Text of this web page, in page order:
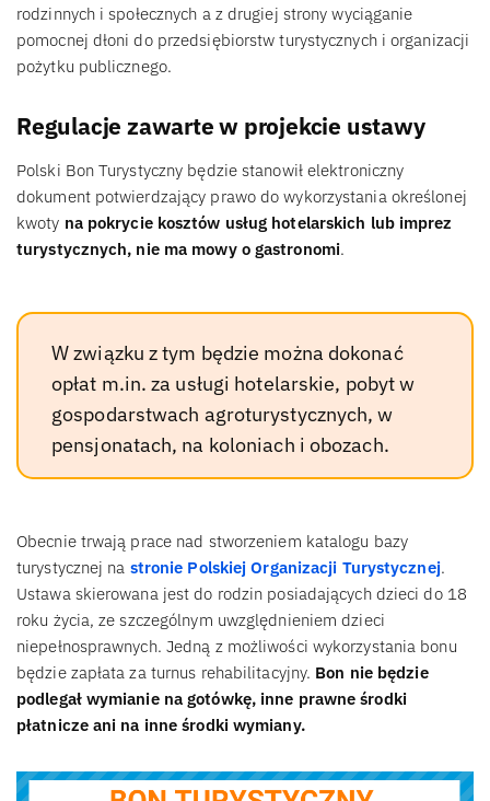
rodzinnych i społecznych a z drugiej strony wyciąganie
pomocnej dłoni do przedsiębiorstw turystycznych i organizacji
pożytku publicznego.
Regulacje zawarte w projekcie ustawy
Polski Bon Turystyczny będzie stanowił elektroniczny
dokument potwierdzający prawo do wykorzystania określonej
kwoty na pokrycie kosztów usług hotelarskich lub imprez
turystycznych, nie ma mowy o gastronomi.
W związku z tym będzie można dokonać
opłat m.in. za usługi hotelarskie, pobyt w
gospodarstwach agroturystycznych, w
pensjonatach, na koloniach i obozach.
Obecnie trwają prace nad stworzeniem katalogu bazy
turystycznej na stronie Polskiej Organizacji Turystycznej.
Ustawa skierowana jest do rodzin posiadających dzieci do 18
roku życia, ze szczególnym uwzględnieniem dzieci
niepełnosprawnych. Jedną z możliwości wykorzystania bonu
będzie zapłata za turnus rehabilitacyjny. Bon nie będzie
podlegał wymianie na gotówkę, inne prawne środki
płatnicze ani na inne środki wymiany.